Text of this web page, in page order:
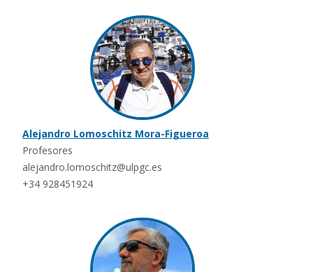
Alejandro Lomoschitz Mora-Figueroa
Profesores
alejandro.lomoschitz@ulpgc.es
+34 928451924